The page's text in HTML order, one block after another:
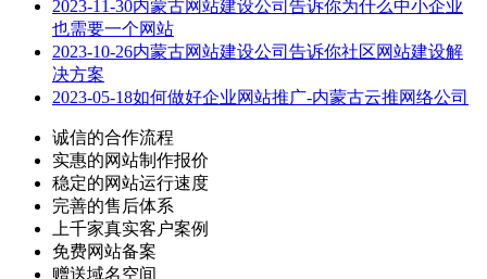
2023-11-30内蒙古网站建设公司告诉你为什么中小企业
也需要一个网站
2023-10-26内蒙古网站建设公司告诉你社区网站建设解
决方案
2023-05-18如何做好企业网站推广-内蒙古云推网络公司
诚信的合作流程
实惠的网站制作报价
稳定的网站运行速度
完善的售后体系
上千家真实客户案例
免费网站备案
赠送域名空间